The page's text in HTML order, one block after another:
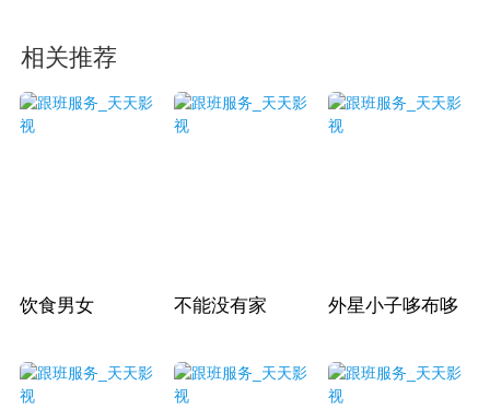
相关推荐
饮食男女 不能没有家 外星小子哆布哆